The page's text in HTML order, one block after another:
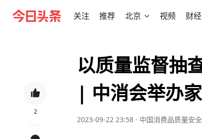
关注 推荐 北京 视频 财经
2
以质量监督抽
| 中消会举办
2023-09-22 23:58 · 中国消费品质量安全